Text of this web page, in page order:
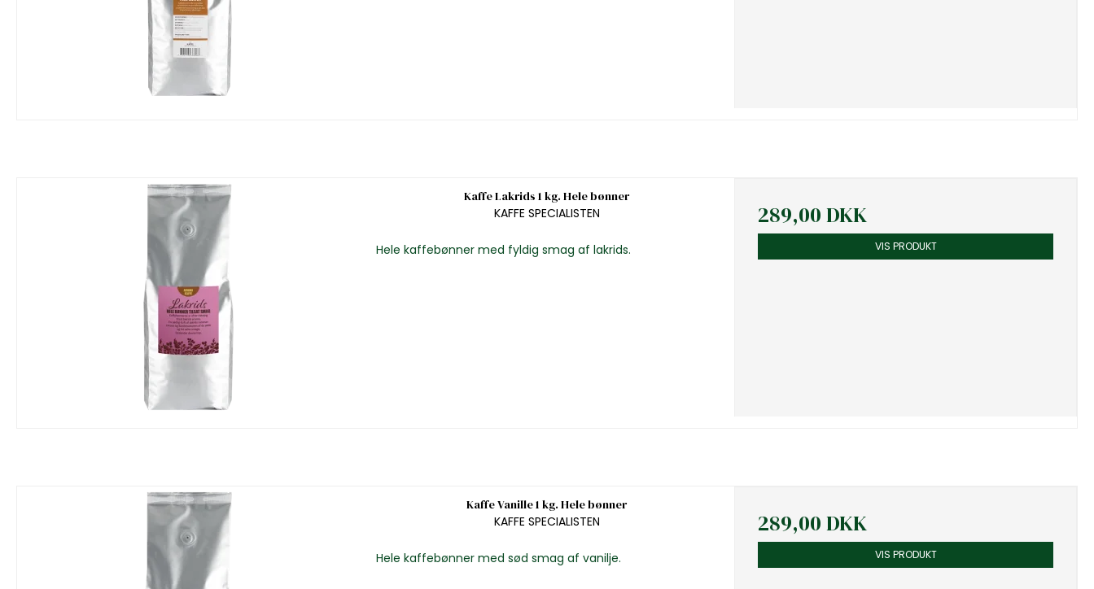
Kaffe Lakrids 1 kg. Hele bønner
KAFFE SPECIALISTEN
Hele kaffebønner med fyldig smag af lakrids.
289,00 DKK
VIS PRODUKT
Kaffe Vanille 1 kg. Hele bønner
KAFFE SPECIALISTEN
Hele kaffebønner med sød smag af vanilje.
289,00 DKK
VIS PRODUKT